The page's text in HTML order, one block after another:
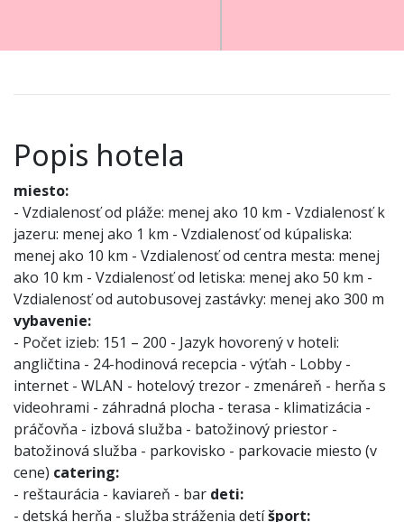
Popis hotela
miesto:
- Vzdialenosť od pláže: menej ako 10 km - Vzdialenosť k
jazeru: menej ako 1 km - Vzdialenosť od kúpaliska:
menej ako 10 km - Vzdialenosť od centra mesta: menej
ako 10 km - Vzdialenosť od letiska: menej ako 50 km -
Vzdialenosť od autobusovej zastávky: menej ako 300 m
vybavenie:
- Počet izieb: 151 – 200 - Jazyk hovorený v hoteli:
angličtina - 24-hodinová recepcia - výťah - Lobby -
internet - WLAN - hotelový trezor - zmenáreň - herňa s
videohrami - záhradná plocha - terasa - klimatizácia -
práčovňa - izbová služba - batožinový priestor -
batožinová služba - parkovisko - parkovacie miesto (v
cene) catering:
- reštaurácia - kaviareň - bar deti:
- detská herňa - služba stráženia detíšport: